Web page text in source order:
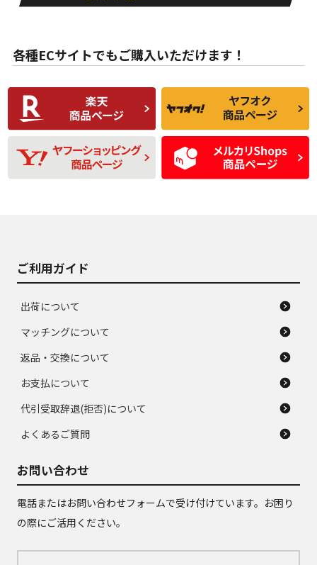
な中古品
んどない中古品
C
比較的きれいな中古
品
C
られるが、使用に問
題のない中古品
D
使用感や目立つ傷が
あり、一般的な中古
品
D
残り溝も少なく、偏
磨耗がみられ、短期
間使用できるくらい
の中古品
各種ECサイトでもご購入いただけます！
ご利用ガイド
出荷について
マッチングについて
返品・交換について
お支払について
代引受取辞退(拒否)について
よくあるご質問
お問い合わせ
電話またはお問い合わせフォームで受け付けています。お困り
の際にご活用ください。